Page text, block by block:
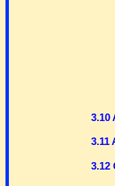
3.10
3.11
3.12